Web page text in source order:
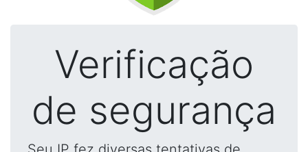
Verificação
de segurança